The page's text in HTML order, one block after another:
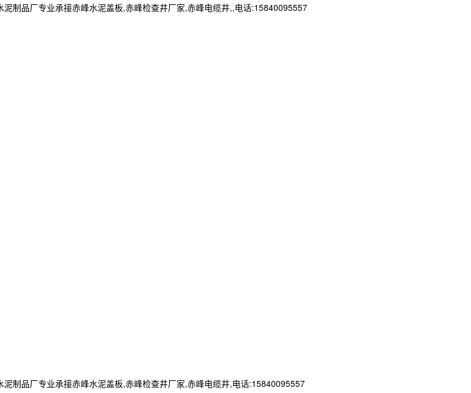
制品厂专业承接赤峰水泥盖板,赤峰检查井厂家,赤峰电缆井,,电话:15840095557
制品厂专业承接赤峰水泥盖板,赤峰检查井厂家,赤峰电缆井,电话:15840095557